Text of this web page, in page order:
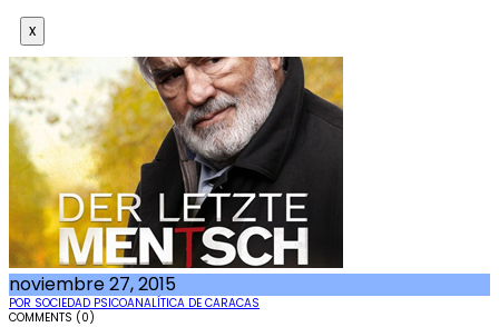
x
noviembre 27, 2015
POR SOCIEDAD PSICOANALÍTICA DE CARACAS
COMMENTS (0)